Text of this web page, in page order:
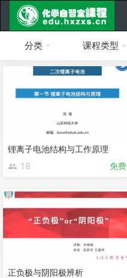
分类 课程类型
锂离子电池结构与工作原理
18
免费
正负极与阴阳极辨析